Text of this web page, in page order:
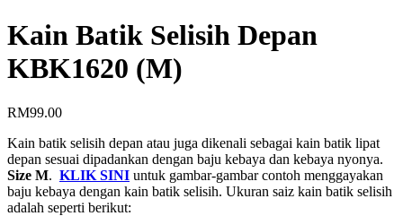
Kain Batik Selisih Depan
KBK1620 (M)
RM99.00
Kain batik selisih depan atau juga dikenali sebagai kain batik lipat
depan sesuai dipadankan dengan baju kebaya dan kebaya nyonya.
Size M. KLIK SINI untuk gambar-gambar contoh menggayakan
baju kebaya dengan kain batik selisih. Ukuran saiz kain batik selisih
adalah seperti berikut: